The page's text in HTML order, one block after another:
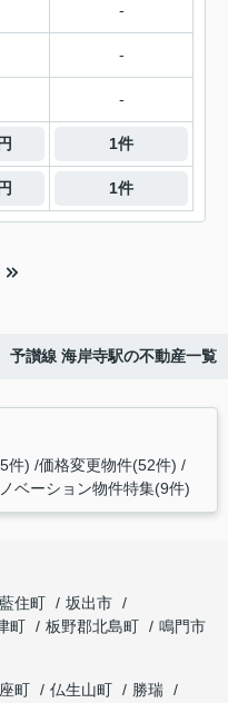
-
-
-
1件
1件
予讃線 海岸寺駅の不動産一覧
件) 価格変更物件(52件)
ベーション物件特集(9件)
住町
坂出市
町 板野郡北島町
鳴門市
町 仏生山町
勝瑞